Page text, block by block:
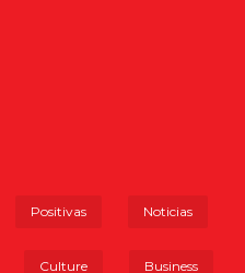
Positivas Noticias
Culture Business